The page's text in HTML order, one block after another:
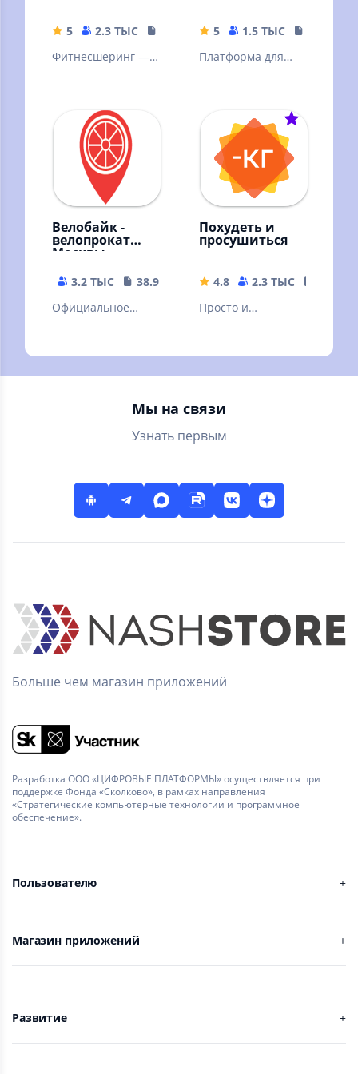
5 2.3 ТЫС
230.25 MB
Фитнесшеринг —
абонемента с
поминутной
оплатой.
5 1.5 ТЫС
Платформа для
соревнованиях по
ходьбе.
Велобайк -
велопрокат
Москвы
3.2 ТЫС
38.92 MB
Официальное
городского
велопроката
Похудеть и
просушиться
4.8 2.3 ТЫС
Просто и
без подсчётов, без
голода, без диет.
Мы на связи
Узнать первым
Больше чем магазин приложений
Разработка ООО «ЦИФРОВЫЕ ПЛАТФОРМЫ» осуществляется при
поддержке Фонда «Сколково», в рамках направления
«Стратегические компьютерные технологии и программное
обеспечение».
Пользователю
Магазин приложений
Развитие